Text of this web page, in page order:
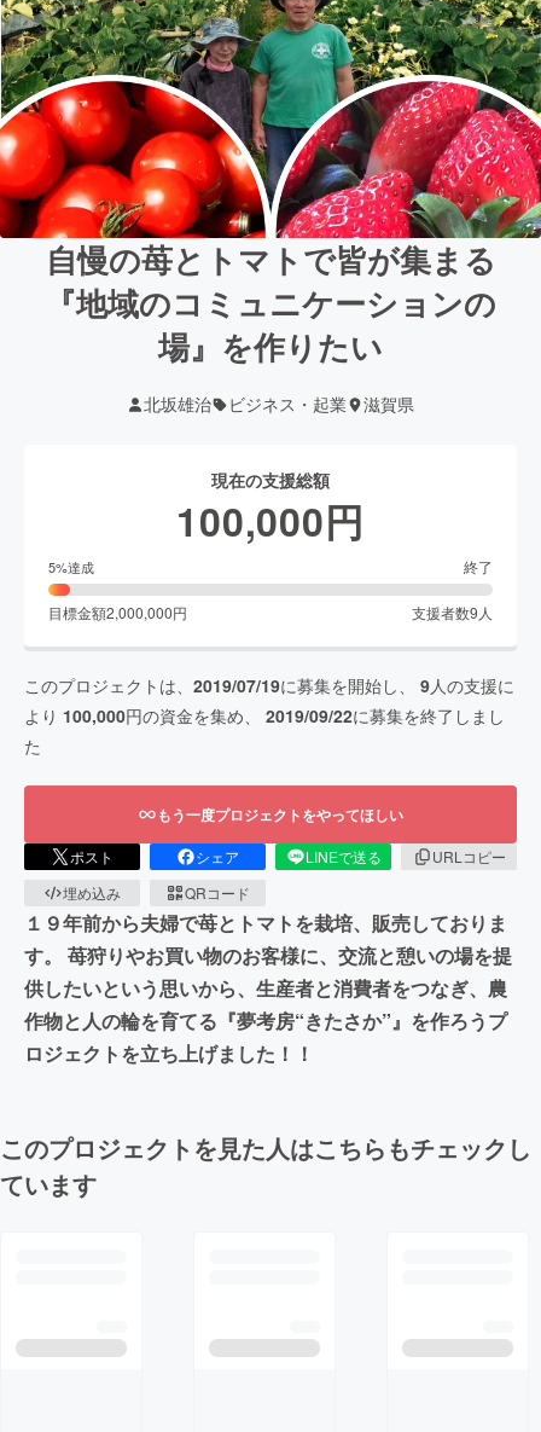
自慢の苺とトマトで皆が集まる
『地域のコミュニケーションの
場』を作りたい
北坂雄治 ビジネス・起業 滋賀県
現在の支援総額
100,000円
5%達成 終了
目標金額2,000,000円 支援者数9 人
このプロジェクトは、 2019/07/19に募集を開始し、 9人の支援に
より 100,000円の資金を集め、 2019/09/22に募集を終了しまし
た
もう一度プロジェクトをやってほしい
ポスト シェア LINEで送る
URLコピー
埋め込み
QRコード
１９年前から夫婦で苺とトマトを栽培、販売しておりま
す。 苺狩りやお買い物のお客様に、交流と憩いの場を提
供したいという思いから、生産者と消費者をつなぎ、農
作物と人の輪を育てる『夢考房“きたさか”』を作ろうプ
ロジェクトを立ち上げました！！
このプロジェクトを見た人はこちらもチェックし
ています